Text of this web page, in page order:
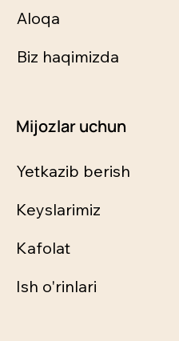
Aloqa
Biz haqimizda
Mijozlar uchun
Yetkazib berish
Keyslarimiz
Kafolat
Ish o'rinlari